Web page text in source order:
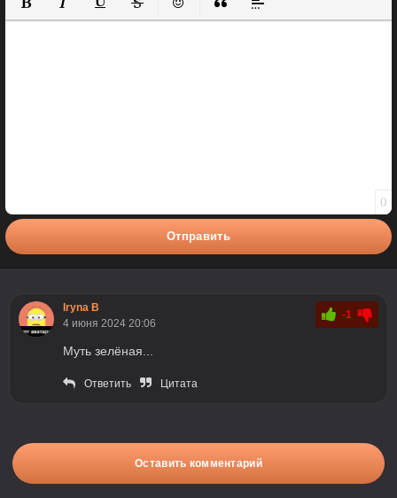
Полужирный
КурсивПодчеркнутый
ЗачеркнутыйВставить смайлик
Вставка цитаты
Вставка спойлера
0
Отправить
Iryna B
4 июня 2024 20:06
-1
Муть зелёная...
Ответить Цитата
Оставить комментарий